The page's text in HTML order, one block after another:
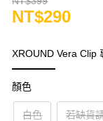
NT$290
XROUND Vera Clip
顏色
白色 若缺貨